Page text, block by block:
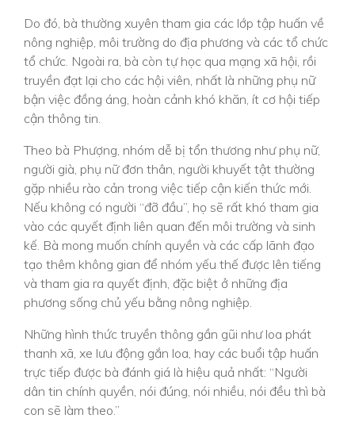
Do đó, bà thường xuyên tham gia các lớp tập huấn về
nông nghiệp, môi trường do địa phương và các tổ chức
tổ chức. Ngoài ra, bà còn tự học qua mạng xã hội, rồi
truyền đạt lại cho các hội viên, nhất là những phụ nữ
bận việc đồng áng, hoàn cảnh khó khăn, ít cơ hội tiếp
cận thông tin.
Theo bà Phượng, nhóm dễ bị tổn thương như phụ nữ,
người già, phụ nữ đơn thân, người khuyết tật thường
gặp nhiều rào cản trong việc tiếp cận kiến thức mới.
Nếu không có người “đỡ đầu”, họ sẽ rất khó tham gia
vào các quyết định liên quan đến môi trường và sinh
kế. Bà mong muốn chính quyền và các cấp lãnh đạo
tạo thêm không gian để nhóm yếu thế được lên tiếng
và tham gia ra quyết định, đặc biệt ở những địa
phương sống chủ yếu bằng nông nghiệp.
Những hình thức truyền thông gần gũi như loa phát
thanh xã, xe lưu động gắn loa, hay các buổi tập huấn
trực tiếp được bà đánh giá là hiệu quả nhất: “Người
dân tin chính quyền, nói đúng, nói nhiều, nói đều thì bà
con sẽ làm theo.”